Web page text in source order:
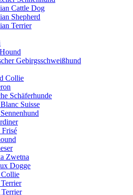
Cattle Dog
Shepherd
Terrier
Gebirgsschweißhund
Collie
Schäferhunde
Suisse
Zwetna
Dogge